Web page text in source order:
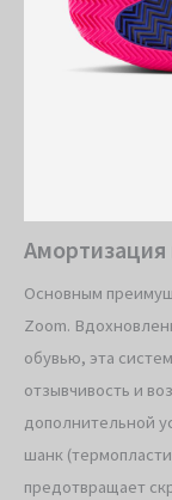
Амортизация
Основным
Zoom.
обувью, эта
отзывчивость и
дополнительной
шанк
предотвращает